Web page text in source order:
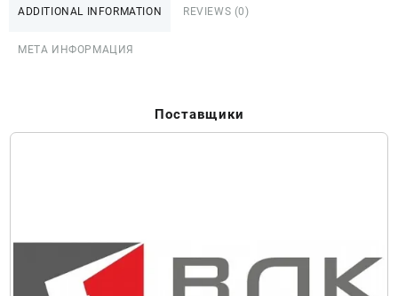
ADDITIONAL INFORMATION REVIEWS (0)
МЕТА ИНФОРМАЦИЯ
Поставщики